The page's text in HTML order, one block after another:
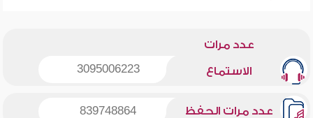
عدد مرات
الاستماع 3095006223
عدد مرات الحفظ 839748864